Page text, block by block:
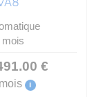
.00 €
i